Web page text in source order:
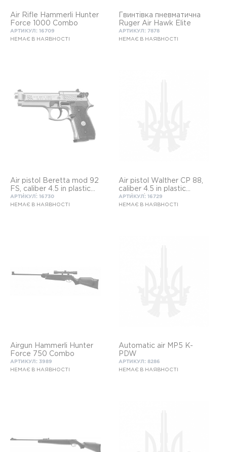
Air Rifle Hammerli Hunter
Force 1000 Combo
АРТИКУЛ: 16709
НЕМАЄ В НАЯВНОСТІ
Гвинтівка пневматична
Ruger Air Hawk Elite
АРТИКУЛ: 7878
НЕМАЄ В НАЯВНОСТІ
Air pistol Beretta mod 92
FS, caliber 4.5 in plastic
packaging
АРТИКУЛ: 16730
НЕМАЄ В НАЯВНОСТІ
Air pistol Walther CP 88,
caliber 4.5 in plastic
packaging
АРТИКУЛ: 16729
НЕМАЄ В НАЯВНОСТІ
Airgun Hammerli Hunter
Force 750 Combo
АРТИКУЛ: 3989
НЕМАЄ В НАЯВНОСТІ
Automatic air MP5 K-
PDW
АРТИКУЛ: 8286
НЕМАЄ В НАЯВНОСТІ